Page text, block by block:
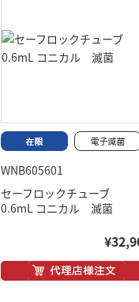
WNB605601
セーフロックチューブ
0.6mL コニカル 滅菌